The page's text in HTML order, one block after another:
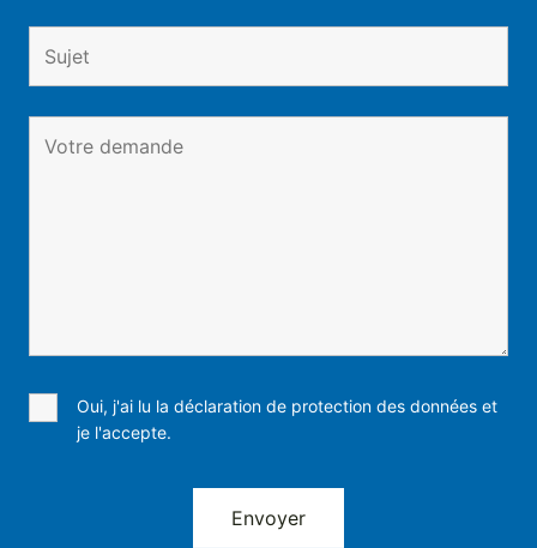
Oui, j'ai lu la déclaration de protection des données et
je l'accepte.